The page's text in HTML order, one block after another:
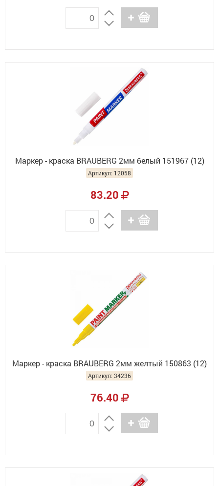
Маркер - краска BRAUBERG 2мм белый 151967 (12)
Артикул: 12058
83.20
Маркер - краска BRAUBERG 2мм желтый 150863 (12)
Артикул: 34236
76.40